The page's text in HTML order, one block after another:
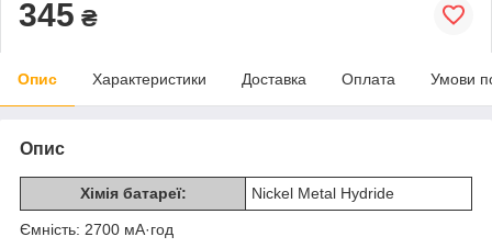
345 ₴
Опис Характеристики Доставка Оплата Умови
Опис
Хімія батареї: Nickel Metal Hydride
Ємність: 2700 мА·год